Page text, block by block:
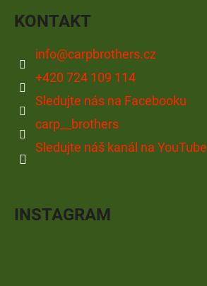
KONTAKT
info@carpbrothers.cz
+420 724 109 114
Sledujte nás na Facebooku
carp__brothers
Sledujte náš kanál na YouTube
INSTAGRAM